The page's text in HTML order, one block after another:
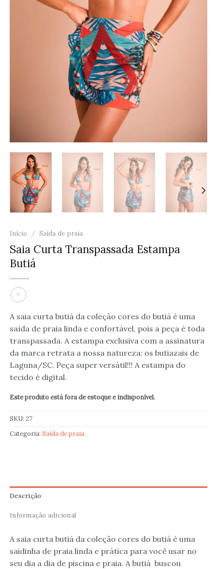
Início / Saída de praia
Saia Curta Transpassada Estampa
Butiá
A saia curta butiá da coleção cores do butiá é uma
saída de praia linda e confortável, pois a peça é toda
transpassada. A estampa exclusiva com a assinatura
da marca retrata a nossa natureza: os butiazais de
Laguna/SC. Peça super versátil!!! A estampa do
tecido é digital.
Este produto está fora de estoque e indisponível.
SKU: 27
Categoria: Saída de praia
Descrição
Informação adicional
A saia curta butiá da coleção cores do butiá é uma
saidinha de praia linda e prática para você usar no
seu dia a dia de piscina e praia. A butiá buscou